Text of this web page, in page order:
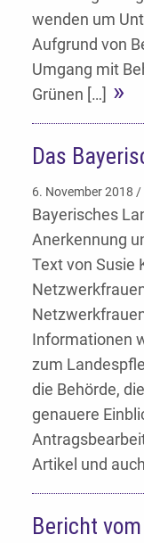
wenden um
Aufgrund von
Umgang mit
Grünen […]
Das
6. November 2018
Bayerisches
Anerkennung
Text von Susie
Informationen
zum
die Behörde,
genauere
Artikel und
Bericht